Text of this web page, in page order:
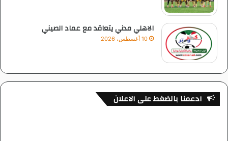
الاهلي مدني يتعاقد مع عماد الصيني
10 أغسطس، 2026
ادعمنا بالضغط على الاعلان